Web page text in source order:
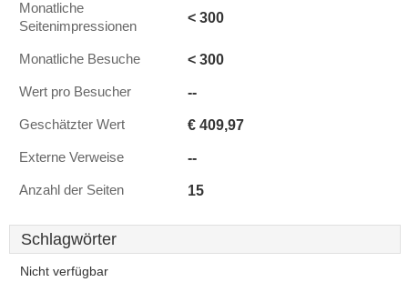
Monatliche
Seitenimpressionen
< 300
Monatliche Besuche < 300
Wert pro Besucher --
Geschätzter Wert € 409,97
Externe Verweise --
Anzahl der Seiten 15
Schlagwörter
Nicht verfügbar